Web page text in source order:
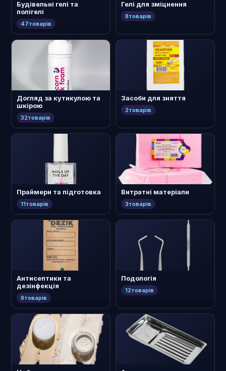
Будівельні гелі та
полігелі
47товарів
Гелі для зміцнення
8товарів
Догляд за кутикулою та
шкірою
32товарів
Засоби для зняття
2товарів
Праймери та підготовка
11товарів
Витратні матеріали
3товарів
Антисептики та
дезінфекція
8товарів
Подологія
12товарів